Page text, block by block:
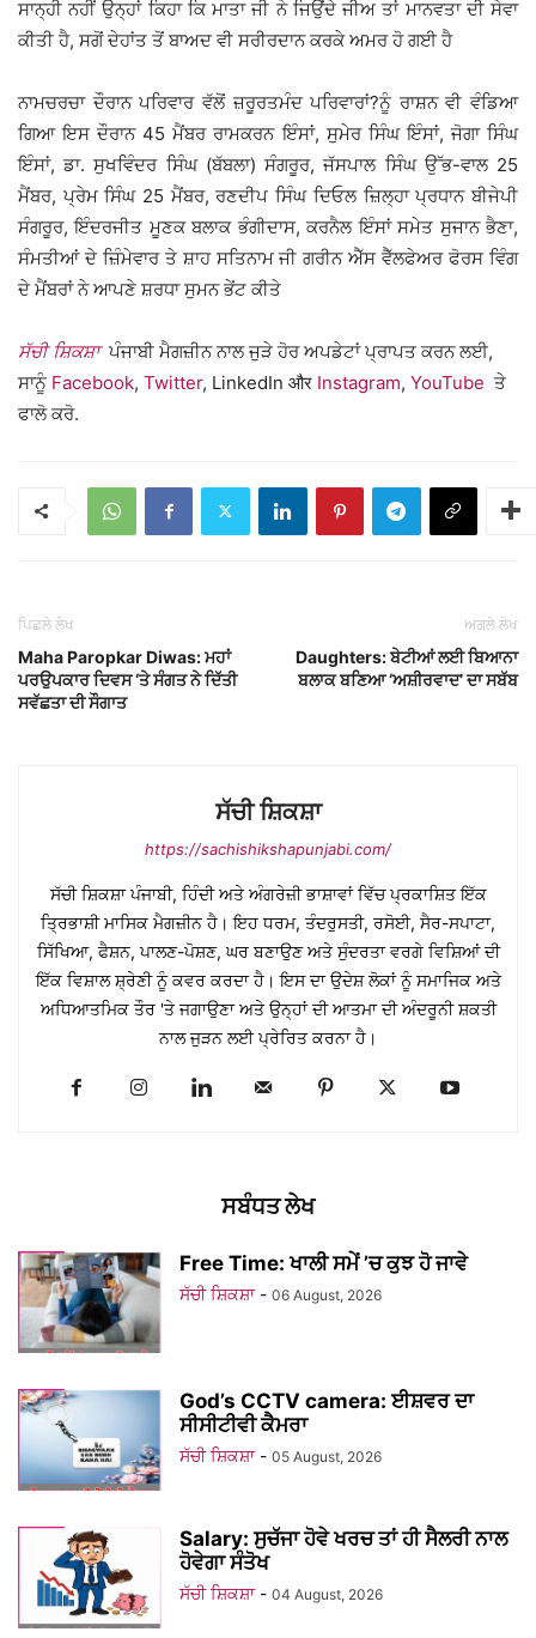
ਸਾਨ੍ਹੀ ਨਹੀਂ ਉਨ੍ਹਾਂ ਕਿਹਾ ਕਿ ਮਾਤਾ ਜੀ ਨੇ ਜਿਉਂਦੇ ਜੀਅ ਤਾਂ ਮਾਨਵਤਾ ਦੀ ਸੇਵਾ
ਕੀਤੀ ਹੈ, ਸਗੋਂ ਦੇਹਾਂਤ ਤੋਂ ਬਾਅਦ ਵੀ ਸਰੀਰਦਾਨ ਕਰਕੇ ਅਮਰ ਹੋ ਗਈ ਹੈ
ਨਾਮਚਰਚਾ ਦੌਰਾਨ ਪਰਿਵਾਰ ਵੱਲੋਂ ਜ਼ਰੂਰਤਮੰਦ ਪਰਿਵਾਰਾਂ?ਨੂੰ ਰਾਸ਼ਨ ਵੀ ਵੰਡਿਆ
ਗਿਆ ਇਸ ਦੌਰਾਨ 45 ਮੈਂਬਰ ਰਾਮਕਰਨ ਇੰਸਾਂ, ਸੁਮੇਰ ਸਿੰਘ ਇੰਸਾਂ, ਜੋਗਾ ਸਿੰਘ
ਇੰਸਾਂ, ਡਾ. ਸੁਖਵਿੰਦਰ ਸਿੰਘ (ਬੱਬਲਾ) ਸੰਗਰੂਰ, ਜੱਸਪਾਲ ਸਿੰਘ ਉੱਭ-ਵਾਲ 25
ਮੈਂਬਰ, ਪ੍ਰੇਮ ਸਿੰਘ 25 ਮੈਂਬਰ, ਰਣਦੀਪ ਸਿੰਘ ਦਿਓਲ ਜ਼ਿਲ੍ਹਾ ਪ੍ਰਧਾਨ ਬੀਜੇਪੀ
ਸੰਗਰੂਰ, ਇੰਦਰਜੀਤ ਮੂਣਕ ਬਲਾਕ ਭੰਗੀਦਾਸ, ਕਰਨੈਲ ਇੰਸਾਂ ਸਮੇਤ ਸੁਜਾਨ ਭੈਣਾ,
ਸੰਮਤੀਆਂ ਦੇ ਜ਼ਿੰਮੇਵਾਰ ਤੇ ਸ਼ਾਹ ਸਤਿਨਾਮ ਜੀ ਗਰੀਨ ਐੱਸ ਵੈੱਲਫੇਅਰ ਫੋਰਸ ਵਿੰਗ
ਦੇ ਮੈਂਬਰਾਂ ਨੇ ਆਪਣੇ ਸ਼ਰਧਾ ਸੁਮਨ ਭੇਂਟ ਕੀਤੇ
ਸੱਚੀ ਸ਼ਿਕਸ਼ਾ ਪੰਜਾਬੀ ਮੈਗਜ਼ੀਨ ਨਾਲ ਜੁੜੇ ਹੋਰ ਅਪਡੇਟਾਂ ਪ੍ਰਾਪਤ ਕਰਨ ਲਈ,
ਸਾਨੂੰ Facebook, Twitter, LinkedIn और Instagram, YouTube ਤੇ
ਫਾਲੋ ਕਰੋ.
ਪਿਛਲੇ ਲੇਖ
Maha Paropkar Diwas: ਮਹਾਂ
ਪਰਉਪਕਾਰ ਦਿਵਸ ‘ਤੇ ਸੰਗਤ ਨੇ ਦਿੱਤੀ
ਸਵੱਛਤਾ ਦੀ ਸੌਗਾਤ
ਅਗਲੇ ਲੇਖ
Daughters: ਬੇਟੀਆਂ ਲਈ ਬਿਆਨਾ
ਬਲਾਕ ਬਣਿਆ ‘ਅਸ਼ੀਰਵਾਦ’ ਦਾ ਸਬੱਬ
ਸੱਚੀ ਸ਼ਿਕਸ਼ਾ
https://sachishikshapunjabi.com/
ਸੱਚੀ ਸ਼ਿਕਸ਼ਾ ਪੰਜਾਬੀ, ਹਿੰਦੀ ਅਤੇ ਅੰਗਰੇਜ਼ੀ ਭਾਸ਼ਾਵਾਂ ਵਿੱਚ ਪ੍ਰਕਾਸ਼ਿਤ ਇੱਕ
ਤ੍ਰਿਭਾਸ਼ੀ ਮਾਸਿਕ ਮੈਗਜ਼ੀਨ ਹੈ। ਇਹ ਧਰਮ, ਤੰਦਰੁਸਤੀ, ਰਸੋਈ, ਸੈਰ-ਸਪਾਟਾ,
ਸਿੱਖਿਆ, ਫੈਸ਼ਨ, ਪਾਲਣ-ਪੋਸ਼ਣ, ਘਰ ਬਣਾਉਣ ਅਤੇ ਸੁੰਦਰਤਾ ਵਰਗੇ ਵਿਸ਼ਿਆਂ ਦੀ
ਇੱਕ ਵਿਸ਼ਾਲ ਸ਼੍ਰੇਣੀ ਨੂੰ ਕਵਰ ਕਰਦਾ ਹੈ। ਇਸ ਦਾ ਉਦੇਸ਼ ਲੋਕਾਂ ਨੂੰ ਸਮਾਜਿਕ ਅਤੇ
ਅਧਿਆਤਮਿਕ ਤੌਰ 'ਤੇ ਜਗਾਉਣਾ ਅਤੇ ਉਨ੍ਹਾਂ ਦੀ ਆਤਮਾ ਦੀ ਅੰਦਰੂਨੀ ਸ਼ਕਤੀ
ਨਾਲ ਜੁੜਨ ਲਈ ਪ੍ਰੇਰਿਤ ਕਰਨਾ ਹੈ।
ਸਬੰਧਤ ਲੇਖ
Free Time: ਖਾਲੀ ਸਮੇਂ ’ਚ ਕੁਝ ਹੋ ਜਾਵੇ
ਸੱਚੀ ਸ਼ਿਕਸ਼ਾ - 06 August, 2026
God’s CCTV camera: ਈਸ਼ਵਰ ਦਾ
ਸੀਸੀਟੀਵੀ ਕੈਮਰਾ
ਸੱਚੀ ਸ਼ਿਕਸ਼ਾ - 05 August, 2026
Salary: ਸੁਚੱਜਾ ਹੋਵੇ ਖਰਚ ਤਾਂ ਹੀ ਸੈਲਰੀ ਨਾਲ
ਹੋਵੇਗਾ ਸੰਤੋਖ
ਸੱਚੀ ਸ਼ਿਕਸ਼ਾ - 04 August, 2026